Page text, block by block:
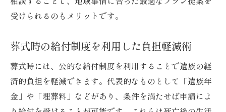
受けられるのもメリットです。
葬式時の給付制度を利用した負担軽減術
葬式時には、公的な給付制度を利用することで遺族の経
済的負担を軽減できます。代表的なものとして「遺族年
金」や「埋葬料」などがあり、条件を満たせば申請によ